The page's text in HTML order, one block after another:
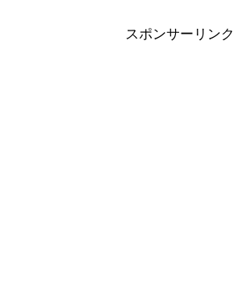
スポンサーリンク